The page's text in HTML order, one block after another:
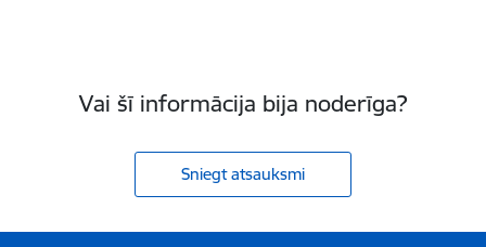
Vai šī informācija bija noderīga?
Sniegt atsauksmi